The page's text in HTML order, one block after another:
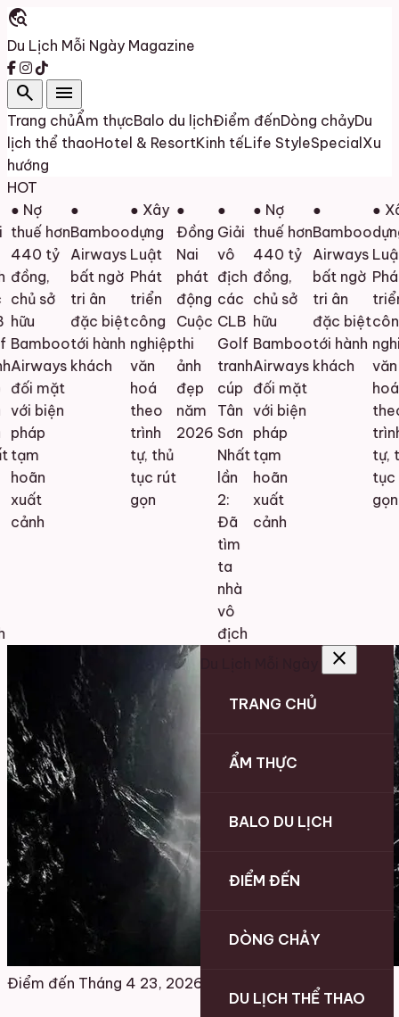
travel_explore
Du Lịch Mỗi Ngày Magazine
search menu
Trang chủẨm thựcBalo du lịchĐiểm đếnDòng chảyDu
lịch thể thaoHotel & ResortKinh tếLife StyleSpecial Xu
hướng
HOT
● Nợ
thuế hơn
440 tỷ
đồng,
chủ sở
hữu
Bamboo
Airways
đối mặt
với biện
pháp
tạm
hoãn
xuất
cảnh
●
Bamboo
Airways
bất ngờ
tri ân
đặc biệt
tới hành
khách
● Xây
dựng
Luật
Phát
triển
công
nghiệp
văn
hoá
theo
trình
tự, thủ
tục rút
gọn
●
Đồng
Nai
phát
động
Cuộc
thi
ảnh
đẹp
năm
2026
●
Giải
vô
địch
các
CLB
Golf
tranh
cúp
Tân
Sơn
Nhất
lần
2:
Đã
tìm
ta
nhà
vô
địch
● Nợ
thuế hơn
440 tỷ
đồng,
chủ sở
hữu
Bamboo
Airways
đối mặt
với biện
pháp
tạm
hoãn
xuất
cảnh
●
Bamboo
Airways
bất ngờ
tri ân
đặc biệt
tới hành
khách
●
Luật
Phát
triển
văn
hoá
trình
tự,
tục
gọn
close
TRANG CHỦ
ẨM THỰC
BALO DU LỊCH
ĐIỂM ĐẾN
DÒNG CHẢY
DU LỊCH THỂ THAO
Điểm đến Tháng 4 23, 2026